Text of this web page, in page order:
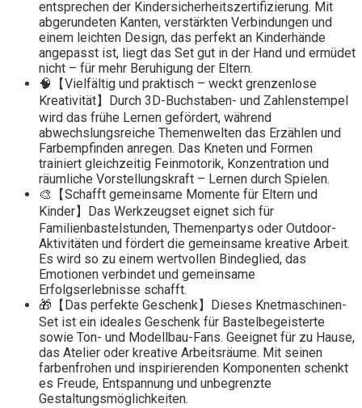
entsprechen der Kindersicherheitszertifizierung. Mit
abgerundeten Kanten, verstärkten Verbindungen und
einem leichten Design, das perfekt an Kinderhände
angepasst ist, liegt das Set gut in der Hand und ermüdet
nicht – für mehr Beruhigung der Eltern.
🧠【Vielfältig und praktisch – weckt grenzenlose
Kreativität】Durch 3D-Buchstaben- und Zahlenstempel
wird das frühe Lernen gefördert, während
abwechslungsreiche Themenwelten das Erzählen und
Farbempfinden anregen. Das Kneten und Formen
trainiert gleichzeitig Feinmotorik, Konzentration und
räumliche Vorstellungskraft – Lernen durch Spielen.
🎨【Schafft gemeinsame Momente für Eltern und
Kinder】Das Werkzeugset eignet sich für
Familienbastelstunden, Themenpartys oder Outdoor-
Aktivitäten und fördert die gemeinsame kreative Arbeit.
Es wird so zu einem wertvollen Bindeglied, das
Emotionen verbindet und gemeinsame
Erfolgserlebnisse schafft.
🎁【Das perfekte Geschenk】Dieses Knetmaschinen-
Set ist ein ideales Geschenk für Bastelbegeisterte
sowie Ton- und Modellbau-Fans. Geeignet für zu Hause,
das Atelier oder kreative Arbeitsräume. Mit seinen
farbenfrohen und inspirierenden Komponenten schenkt
es Freude, Entspannung und unbegrenzte
Gestaltungsmöglichkeiten.